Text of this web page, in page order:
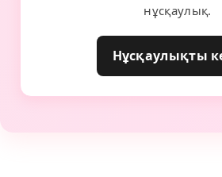
нұсқаулық.
Нұсқаулықты